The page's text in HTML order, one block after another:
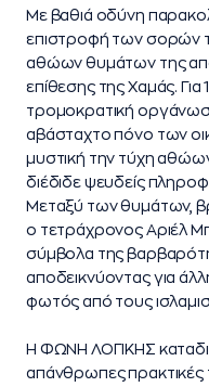
Με βαθιά οδύνη
επιστροφή των σορών
αθώων θυμάτων της
επίθεσης της Χαμάς.
τρομοκρατική
αβάσταχτο πόνο των
μυστική την τύχη
διέδιδε ψευδείς
Μεταξύ των θυμάτων,
ο τετράχρονος Αριέλ
σύμβολα της
αποδεικνύοντας για
φωτός από τους
Η ΦΩΝΗ ΛΟΓΙΚΗΣ
απάνθρωπες πρακτικές